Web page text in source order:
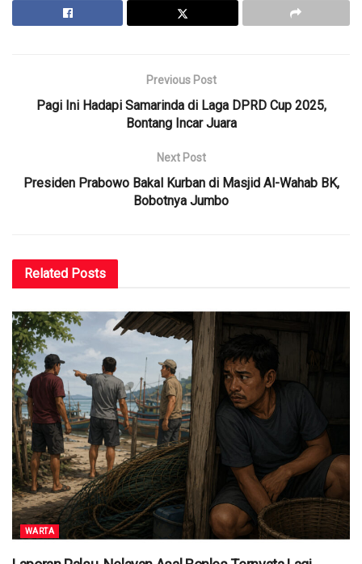
Previous Post
Pagi Ini Hadapi Samarinda di Laga DPRD Cup 2025,
Bontang Incar Juara
Next Post
Presiden Prabowo Bakal Kurban di Masjid Al-Wahab BK,
Bobotnya Jumbo
Related Posts
WARTA